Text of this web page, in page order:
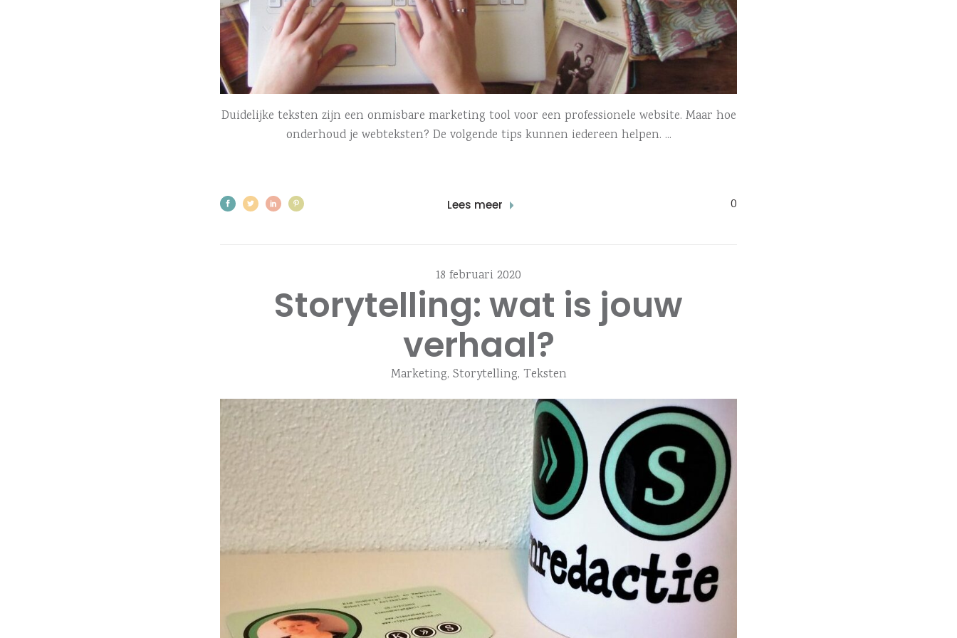
Duidelijke teksten zijn een onmisbare marketing tool voor een professionele website. Maar hoe
onderhoud je webteksten? De volgende tips kunnen iedereen helpen.
Lees meer 0
18 februari 2020
Storytelling: wat is jouw
verhaal?
Marketing, Storytelling, Teksten